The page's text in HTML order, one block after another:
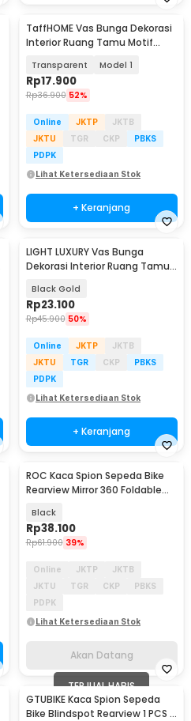
TaffHOME Vas Bunga Dekorasi
Interior Ruang Tamu Motif
Transparent Model 1
Rp17.900
Rp36.900 52%
Online JKTP
JKTB
JKTU
TGR CKP
PBKS
PDPK
Lihat Ketersediaan Stok
+ Keranjang
LIGHT LUXURY Vas Bunga
Dekorasi Interior Ruang Tamu
Black Gold
Rp23.100
Rp45.900 50%
Online JKTP
JKTB
JKTU
TGR CKP
PBKS
PDPK
Lihat Ketersediaan Stok
+ Keranjang
Akan Datang
ROC Kaca Spion Sepeda Bike
Rearview Mirror 360 Foldable
Black
Rp38.100
Rp61.900 39%
Online JKTP
JKTB
JKTU
TGR CKP
PBKS
PDPK
Lihat Ketersediaan Stok
Akan Datang
TERJUAL HABIS
GTUBIKE Kaca Spion Sepeda
Bike Blindspot Rearview 1 PCS -